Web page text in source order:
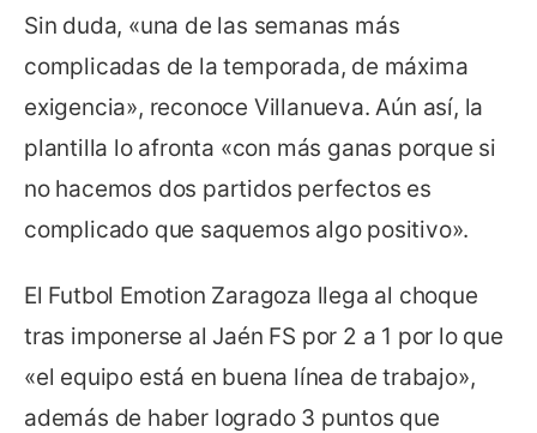
Sin duda, «una de las semanas más
complicadas de la temporada, de máxima
exigencia», reconoce Villanueva. Aún así, la
plantilla lo afronta «con más ganas porque si
no hacemos dos partidos perfectos es
complicado que saquemos algo positivo».
El Futbol Emotion Zaragoza llega al choque
tras imponerse al Jaén FS por 2 a 1 por lo que
«el equipo está en buena línea de trabajo»,
además de haber logrado 3 puntos que